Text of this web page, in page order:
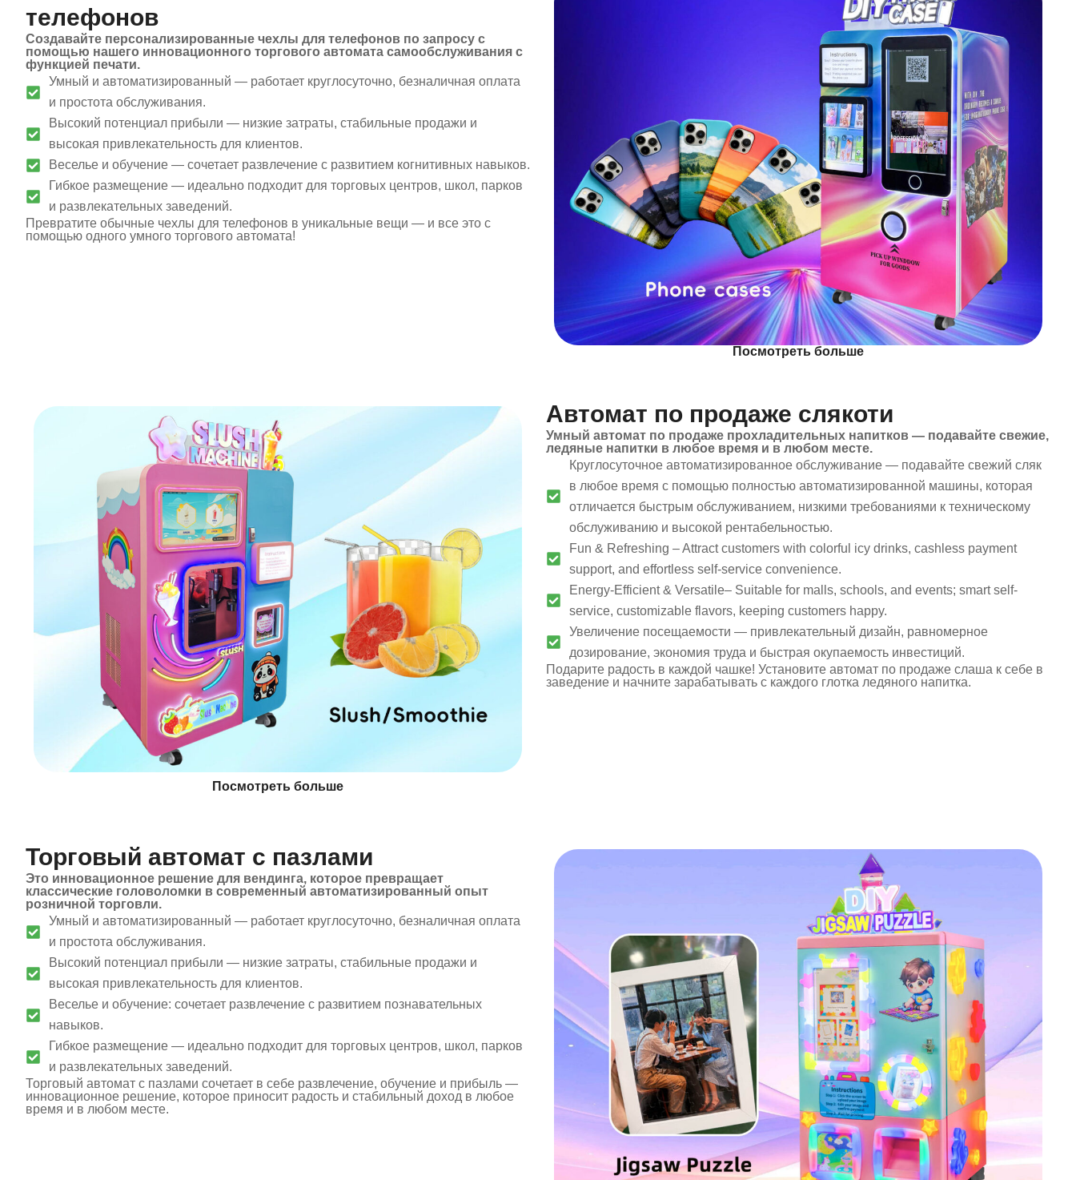
телефонов
Создавайте персонализированные чехлы для телефонов по запросу с
помощью нашего инновационного торгового автомата самообслуживания с
функцией печати.
Умный и автоматизированный — работает круглосуточно, безналичная оплата
и простота обслуживания.
Высокий потенциал прибыли — низкие затраты, стабильные продажи и
высокая привлекательность для клиентов.
Веселье и обучение — сочетает развлечение с развитием когнитивных навыков.
Гибкое размещение — идеально подходит для торговых центров, школ, парков
и развлекательных заведений.
Превратите обычные чехлы для телефонов в уникальные вещи — и все это с
помощью одного умного торгового автомата!
Посмотреть больше
Посмотреть больше
Автомат по продаже слякоти
Умный автомат по продаже прохладительных напитков — подавайте свежие,
ледяные напитки в любое время и в любом месте.
Круглосуточное автоматизированное обслуживание — подавайте свежий сляк
в любое время с помощью полностью автоматизированной машины, которая
отличается быстрым обслуживанием, низкими требованиями к техническому
обслуживанию и высокой рентабельностью.
Fun & Refreshing – Attract customers with colorful icy drinks, cashless payment
support, and effortless self-service convenience.
Energy-Efficient & Versatile– Suitable for malls, schools, and events; smart self-
service, customizable flavors, keeping customers happy.
Увеличение посещаемости — привлекательный дизайн, равномерное
дозирование, экономия труда и быстрая окупаемость инвестиций.
Подарите радость в каждой чашке! Установите автомат по продаже слаша к себе в
заведение и начните зарабатывать с каждого глотка ледяного напитка.
Торговый автомат с пазлами
Это инновационное решение для вендинга, которое превращает
классические головоломки в современный автоматизированный опыт
розничной торговли.
Умный и автоматизированный — работает круглосуточно, безналичная оплата
и простота обслуживания.
Высокий потенциал прибыли — низкие затраты, стабильные продажи и
высокая привлекательность для клиентов.
Веселье и обучение: сочетает развлечение с развитием познавательных
навыков.
Гибкое размещение — идеально подходит для торговых центров, школ, парков
и развлекательных заведений.
Торговый автомат с пазлами сочетает в себе развлечение, обучение и прибыль —
инновационное решение, которое приносит радость и стабильный доход в любое
время и в любом месте.